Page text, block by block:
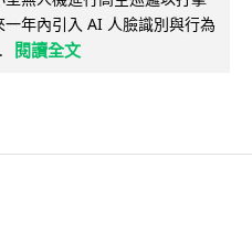
年內引入 AI 人臉識別與行為
閱讀全文